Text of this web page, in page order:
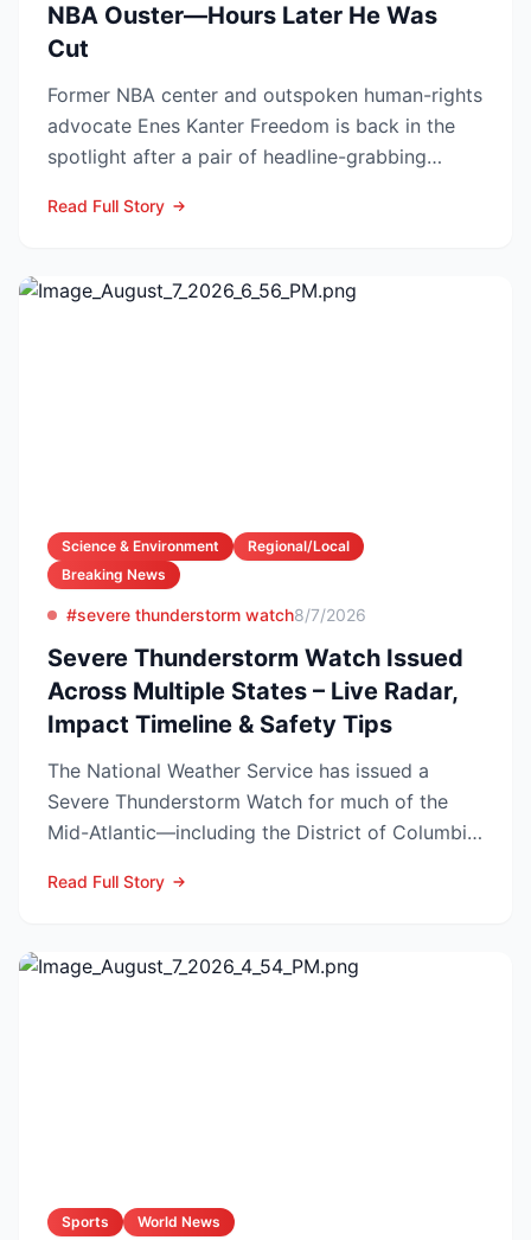
NBA Ouster—Hours Later He Was
Cut
Former NBA center and outspoken human-rights
advocate Enes Kanter Freedom is back in the
spotlight after a pair of headline-grabbing
Read Full Story
Science & Environment
Regional/Local
Breaking News
#severe thunderstorm watch8/7/2026
Severe Thunderstorm Watch Issued
Across Multiple States – Live Radar,
Impact Timeline & Safety Tips
The National Weather Service has issued a
Severe Thunderstorm Watch for much of the
Mid-Atlantic—including the District of Columbia,
Read Full Story
Sports World News